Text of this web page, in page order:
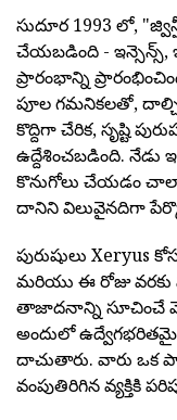
సుదూర 1993 లో,
చేయబడింది - ఇన్సెన్స్,
ప్రారంభాన్ని
పూల గమనికలతో,
కొద్దిగా చేరిక, సృష్టి
ఉద్దేశించబడింది. నేడు
కొనుగోలు చేయడం చాలా
దానిని విలువైనదిగా
పురుషులు Xeryus
మరియు ఈ రోజు వరకు
తాజాదనాన్ని సూచించే
అందులో
దాచుతారు. వారు ఒక
వంపుతిరిగిన వ్యక్తికి